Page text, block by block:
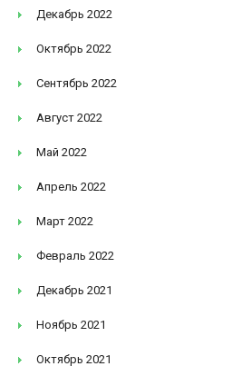
Декабрь 2022
Октябрь 2022
Сентябрь 2022
Август 2022
Май 2022
Апрель 2022
Март 2022
Февраль 2022
Декабрь 2021
Ноябрь 2021
Октябрь 2021